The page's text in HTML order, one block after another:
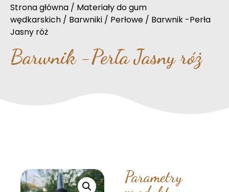
Strona główna / Materiały do gum
wędkarskich / Barwniki / Perłowe / Barwnik -Perła
Jasny róż
Barwnik -Perła Jasny róż
Parametry